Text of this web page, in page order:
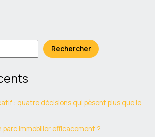
Rechercher
: quatre décisions qui pèsent plus que le
parc immobilier efficacement ?